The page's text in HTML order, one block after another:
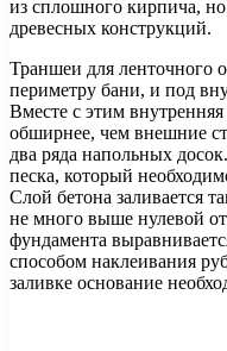
из сплошного кирпича,
древесных конструкций.
Траншеи для ленточного
периметру бани, и под
Вместе с этим
обширнее, чем внешние
два ряда напольных
песка, который
Слой бетона заливается
не много выше нулевой
фундамента
способом наклеивания
заливке основание